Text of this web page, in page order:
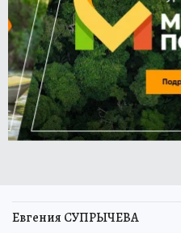
Евгения СУПРЫЧЕВА